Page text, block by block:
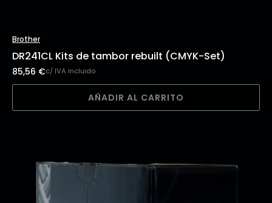
Brother
DR241CL Kits de tambor rebuilt (CMYK-Set)
85,56 €c/ IVA incluido
AÑADIR AL CARRITO